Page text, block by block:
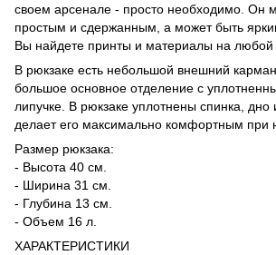
своем арсенале - просто необходимо. Он
простым и сдержанным, а может быть
Вы найдете принты и материалы на любой
В рюкзаке есть небольшой внешний
большое основное отделение с
липучке. В рюкзаке уплотнены спинка, дно
делает его максимально комфортным при
Размер рюкзака:
- Высота 40 см.
- Ширина 31 см.
- Глубина 13 см.
- Объем 16 л.
ХАРАКТЕРИСТИКИ